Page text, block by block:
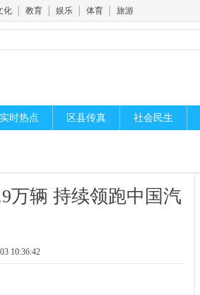
化 教育 娱乐 体育 旅游
实时热点 区县传真 社会民生
万辆 持续领跑中国汽
10:36:42